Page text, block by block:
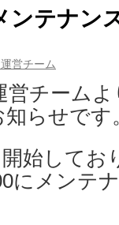
ンテナン
営チーム
営チーム
知らせです
始して
にメンテ